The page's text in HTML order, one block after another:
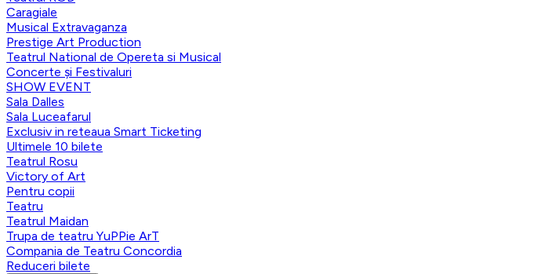
Caragiale
Musical Extravaganza
Prestige Art Production
Teatrul National de Opereta si Musical
Concerte și Festivaluri
SHOW EVENT
Sala Dalles
Sala Luceafarul
Exclusiv in reteaua Smart Ticketing
Ultimele 10 bilete
Teatrul Rosu
Victory of Art
Pentru copii
Teatru
Teatrul Maidan
Trupa de teatru YuPPie ArT
Compania de Teatru Concordia
Reduceri bilete